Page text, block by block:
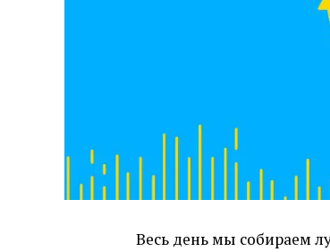
Весь день мы собираем